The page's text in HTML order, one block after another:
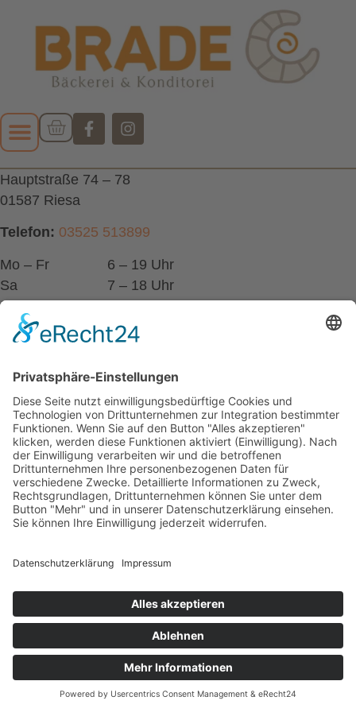
Hauptstraße 74 – 78
01587 Riesa
Telefon: 03525 513899
Mo – Fr
6 – 19 Uhr
Sa
7 – 18 Uhr
So
geschlossen
Nossener Straße 48
01589 Riesa
Impressum
Datenschutzerklärung
Stollenshop